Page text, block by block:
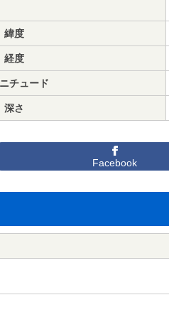
緯度
経度
チュード
深さ
Facebook